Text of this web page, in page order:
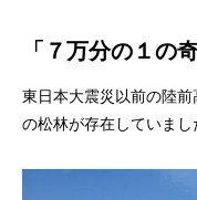
「７万分の１の
東日本大震災以前の陸
の松林が存在していまし